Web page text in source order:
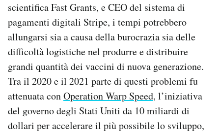
scientifica Fast Grants, e CEO del sistema di
pagamenti digitali Stripe, i tempi potrebbero
allungarsi sia a causa della burocrazia sia delle
difficoltà logistiche nel produrre e distribuire
grandi quantità dei vaccini di nuova generazione.
Tra il 2020 e il 2021 parte di questi problemi fu
attenuata conOperation Warp Speed, l’iniziativa
del governo degli Stati Uniti da 10 miliardi di
dollari per accelerare il più possibile lo sviluppo,